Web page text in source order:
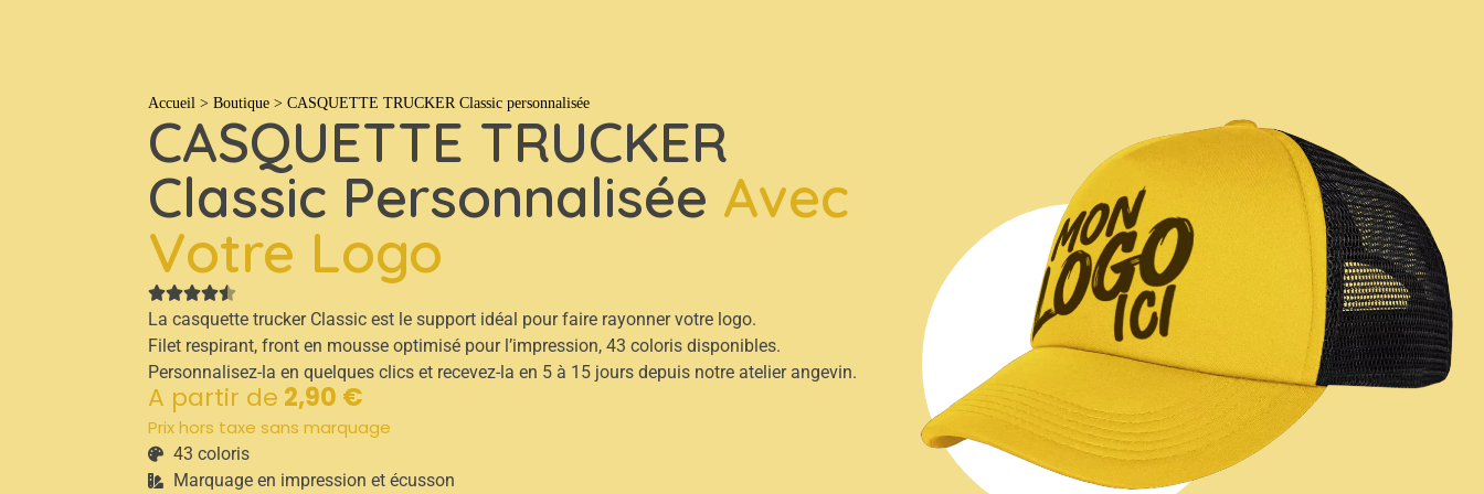
Accueil >Boutique >CASQUETTE TRUCKER Classic personnalisée
CASQUETTE TRUCKER
Classic Personnalisée Avec
Votre Logo
La casquette trucker Classic est le support idéal pour faire rayonner votre logo.
Filet respirant, front en mousse optimisé pour l’impression, 43 coloris disponibles.
Personnalisez-la en quelques clics et recevez-la en 5 à 15 jours depuis notre atelier angevin.
A partir de 2,90 €
Prix hors taxe sans marquage
43 coloris
Marquage en impression et écusson